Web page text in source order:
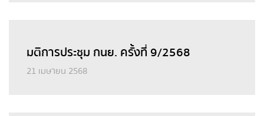
มติการประชุม กนย. ครั้งที่ 9/2568
21 เมษายน 2568